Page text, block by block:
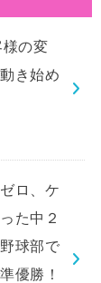
様の変
き始め
ロ、ケ
た中２
球部で
優勝！